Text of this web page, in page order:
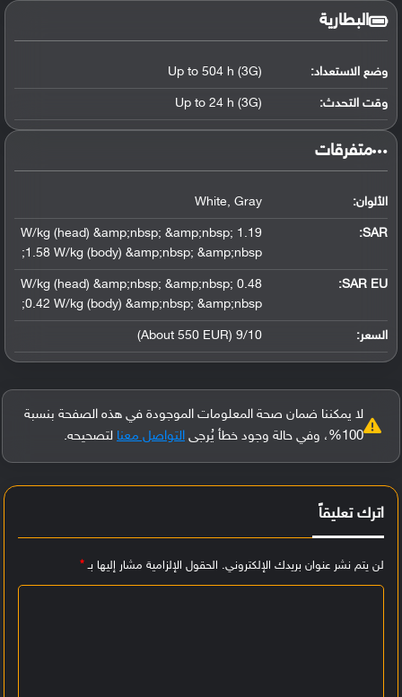
البطارية
وضع الاستعداد: Up to 504 h (3G)
وقت التحدث: Up to 24 h (3G)
‏متفرقات‏
الألوان: White, Gray
SAR
:
1.19 W/kg (head) &amp;nbsp; &amp;nbsp;
1.58 W/kg (body) &amp;nbsp; &amp;nbsp;
SAR EU:
0.48 W/kg (head) &amp;nbsp; &amp;nbsp;
0.42 W/kg (body) &amp;nbsp; &amp;nbsp;
السعر: 9/10 (About 550 EUR)
لا يمكننا ضمان صحة المعلومات الموجودة في هذه الصفحة بنسبة
100%، وفي حالة وجود خطأ يُرجى
التواصل معنا لتصحيحه.
اترك تعليقاً
لن يتم نشر عنوان بريدك الإلكتروني. الحقول الإلزامية مشار إليها بـ*